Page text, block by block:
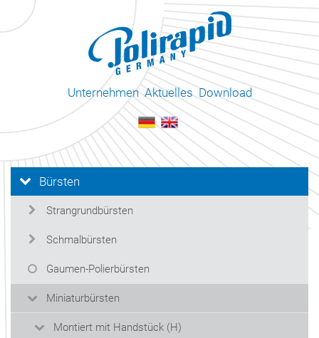
Unternehmen Aktuelles Download
Bürsten
Strangrundbürsten
Schmalbürsten
Gaumen-Polierbürsten
Miniaturbürsten
Montiert mit Handstück (H)